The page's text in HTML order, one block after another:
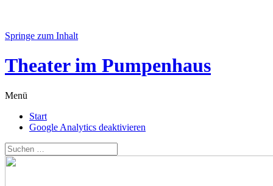
Springe zum Inhalt
Theater im Pumpenhaus
Menü
Start
Google Analytics deaktivieren